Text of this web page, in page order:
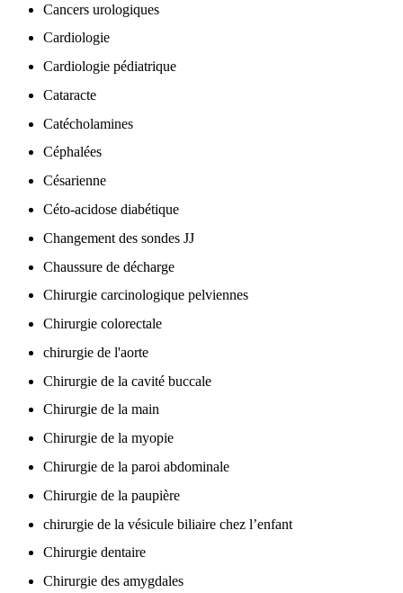
Cancers urologiques
Cardiologie
Cardiologie pédiatrique
Cataracte
Catécholamines
Céphalées
Césarienne
Céto-acidose diabétique
Changement des sondes JJ
Chaussure de décharge
Chirurgie carcinologique pelviennes
Chirurgie colorectale
chirurgie de l'aorte
Chirurgie de la cavité buccale
Chirurgie de la main
Chirurgie de la myopie
Chirurgie de la paroi abdominale
Chirurgie de la paupière
chirurgie de la vésicule biliaire chez l’enfant
Chirurgie dentaire
Chirurgie des amygdales